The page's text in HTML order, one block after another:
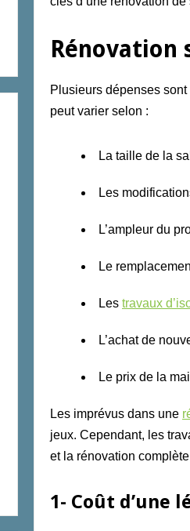
Rénovation
Plusieurs dépenses sont
peutvarier selon :
La taille de la
Les
L’ampleur du
Le
Les travaux
L’achat de
Le prix de la
Les imprévus dans une
jeux. Cependant, les
et la rénovation
1- Coût d’une